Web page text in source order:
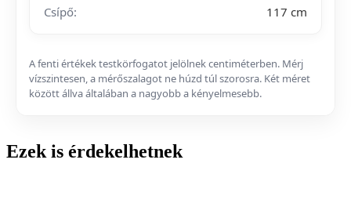
Csípő:
117 cm
A fenti értékek testkörfogatot jelölnek centiméterben. Mérj
vízszintesen, a mérőszalagot ne húzd túl szorosra. Két méret
között állva általában a nagyobb a kényelmesebb.
Ezek is érdekelhetnek